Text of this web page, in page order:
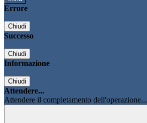
Errore
Chiudi
Successo
Chiudi
Informazione
Chiudi
Attendere...
Attendere il completamento dell'operazione...